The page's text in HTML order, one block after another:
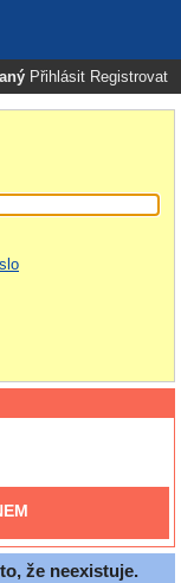
Přihlásit Registrovat
že neexistuje.